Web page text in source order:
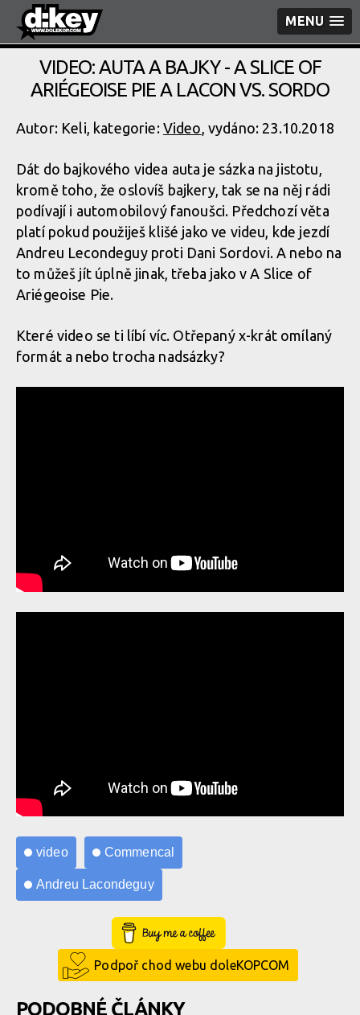
MENU
VIDEO: AUTA A BAJKY - A SLICE OF
ARIÉGEOISE PIE A LACON VS. SORDO
Autor: Keli, kategorie: Video, vydáno: 23.10.2018
Dát do bajkového videa auta je sázka na jistotu,
kromě toho, že oslovíš bajkery, tak se na něj rádi
podívají i automobilový fanoušci. Předchozí věta
platí pokud použiješ klišé jako ve videu, kde jezdí
Andreu Lecondeguy proti Dani Sordovi. A nebo na
to můžeš jít úplně jinak, třeba jako v A Slice of
Ariégeoise Pie.
Které video se ti líbí víc. Otřepaný x-krát omílaný
formát a nebo trocha nadsázky?
video Commencal
Andreu Lacondeguy
Buy Me a Coffee
Podpoř chod webu doleKOPCOM
PODOBNÉ ČLÁNKY